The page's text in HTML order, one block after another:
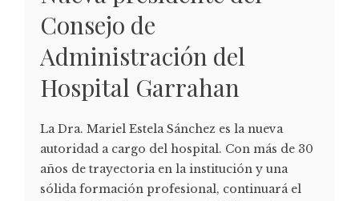
Consejo de
Administración del
Hospital Garrahan
La Dra. Mariel Estela Sánchez es la nueva
autoridad a cargo del hospital. Con más de 30
años de trayectoria en la institución y una
sólida formación profesional, continuará el